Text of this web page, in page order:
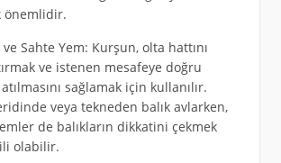
önemlidir.
Sahte Yem: Kurşun, olta hattını
ve istenen mesafeye doğru
sağlamak için kullanılır.
veya tekneden balık avlarken,
de balıkların dikkatini çekmek
olabilir.